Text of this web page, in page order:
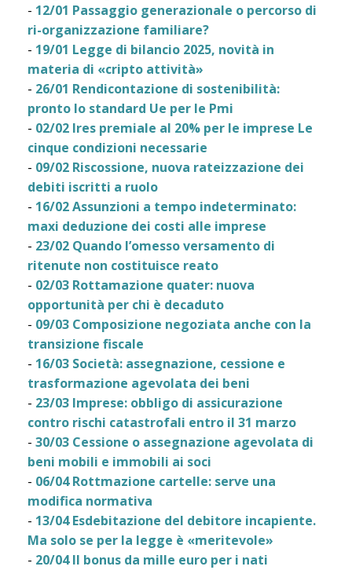
- 12/01 Passaggio generazionale o percorso di
ri-organizzazione familiare?
- 19/01 Legge di bilancio 2025, novità in
materia di «cripto attività»
- 26/01 Rendicontazione di sostenibilità:
pronto lo standard Ue per le Pmi
- 02/02 Ires premiale al 20% per le imprese Le
cinque condizioni necessarie
- 09/02 Riscossione, nuova rateizzazione dei
debiti iscritti a ruolo
- 16/02 Assunzioni a tempo indeterminato:
maxi deduzione dei costi alle imprese
- 23/02 Quando l’omesso versamento di
ritenute non costituisce reato
- 02/03 Rottamazione quater: nuova
opportunità per chi è decaduto
- 09/03 Composizione negoziata anche con la
transizione fiscale
- 16/03 Società: assegnazione, cessione e
trasformazione agevolata dei beni
- 23/03 Imprese: obbligo di assicurazione
contro rischi catastrofali entro il 31 marzo
- 30/03 Cessione o assegnazione agevolata di
beni mobili e immobili ai soci
- 06/04 Rottmazione cartelle: serve una
modifica normativa
- 13/04 Esdebitazione del debitore incapiente.
Ma solo se per la legge è «meritevole»
- 20/04 Il bonus da mille euro per i nati